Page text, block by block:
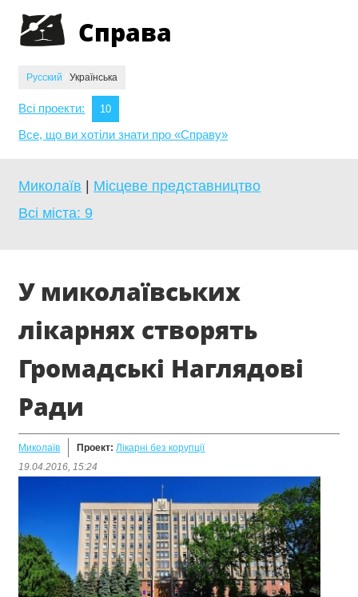
Справа
Русский Українська
Всі проекти: 10
Все, що ви хотіли знати про «Справу»
Миколаїв
Місцеве представництво
Всі міста: 9
У миколаївських
лікарнях створять
Громадські Наглядові
Ради
Миколаїв Проект:Лікарні без корупції
19.04.2016, 15:24